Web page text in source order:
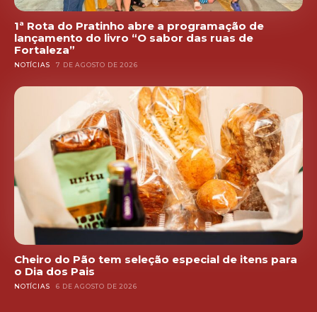
1ª Rota do Pratinho abre a programação de
lançamento do livro “O sabor das ruas de
Fortaleza”
NOTÍCIAS 7 DE AGOSTO DE 2026
Cheiro do Pão tem seleção especial de itens para
o Dia dos Pais
NOTÍCIAS 6 DE AGOSTO DE 2026